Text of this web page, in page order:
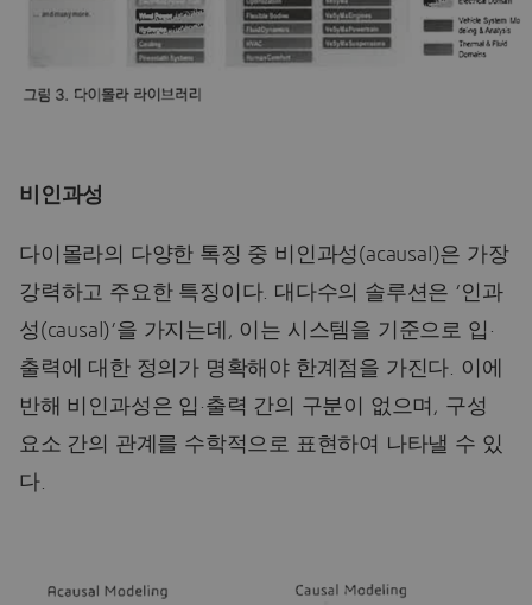
비인과성
다이몰라의 다양한 톡징 중 비인과성(acausal)은 가장
강력하고 주요한 특징이다. 대다수의 솔루션은 ‘인과
성(causal)’을 가지는데, 이는 시스템을 기준으로 입·
출력에 대한 정의가 명확해야 한계점을 가진다. 이에
반해 비인과성은 입·출력 간의 구분이 없으며, 구성
요소 간의 관계를 수학적으로 표현하여 나타낼 수 있
다.